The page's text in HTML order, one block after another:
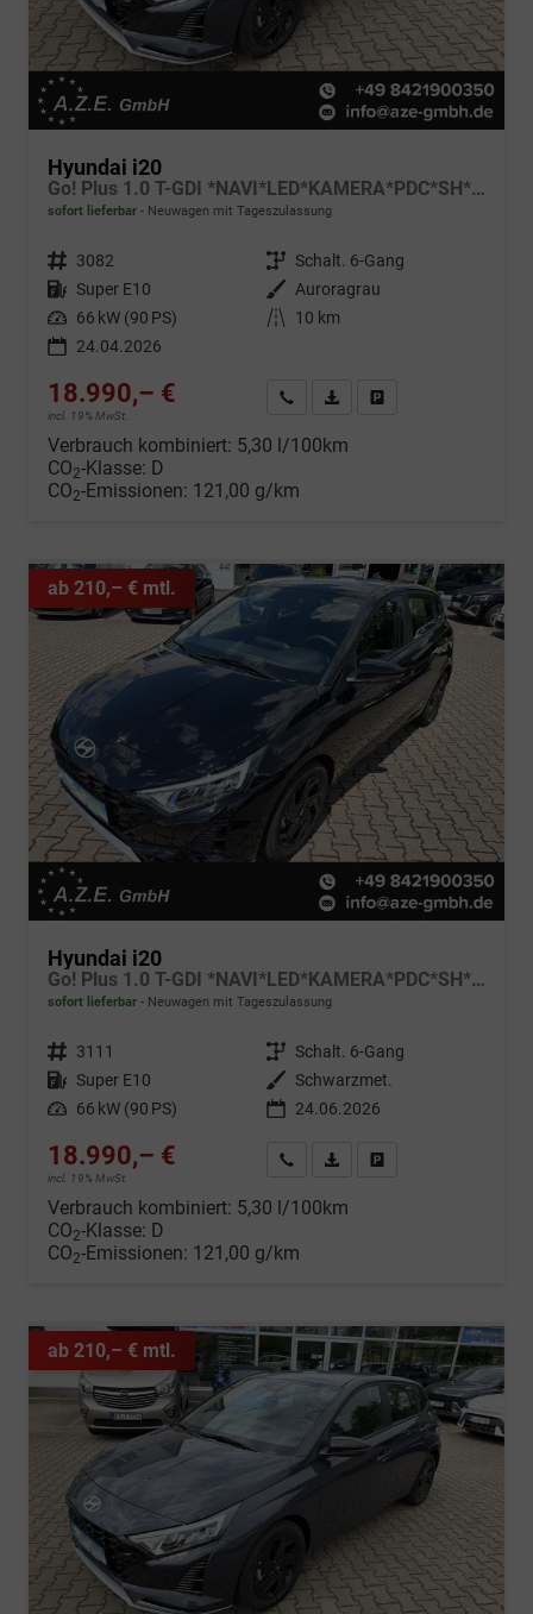
Hyundai i20
Go! Plus 1.0 T-GDI *NAVI*LED*KAMERA*PDC*SH*LHZ*2026!
sofort lieferbar Neuwagen mit Tageszulassung
Fahrzeugnr. 3082 Getriebe Schalt. 6-Gang
Kraftstoff Super E10 Außenfarbe Auroragrau
Leistung 66 kW (90 PS) Kilometerstand
10 km
24.04.2026
18.990,– €
incl. 19% MwSt.
Wir rufen Sie anFahrzeugexposé (PDF)
Verbrauch kombiniert: 5,30 l/100km
CO2-Klasse: D
CO2-Emissionen: 121,00 g/km
ab 210,– € mtl.
Hyundai i20
Go! Plus 1.0 T-GDI *NAVI*LED*KAMERA*PDC*SH*LHZ*2026!
sofort lieferbar Neuwagen mit Tageszulassung
Fahrzeugnr. 3111 Getriebe Schalt. 6-Gang
Kraftstoff Super E10 Außenfarbe Schwarzmet.
Leistung 66 kW (90 PS) 24.06.2026
18.990,– €
incl. 19% MwSt.
Wir rufen Sie anFahrzeugexposé (PDF)
Verbrauch kombiniert: 5,30 l/100km
CO2-Klasse: D
CO2-Emissionen: 121,00 g/km
ab 210,– € mtl.